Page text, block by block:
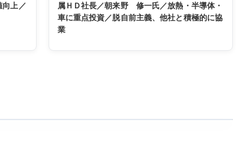
上／
属ＨＤ社長／朝来野 修一氏／放熱・半導体・
車に重点投資／脱自前主義、他社と積極的に協
業